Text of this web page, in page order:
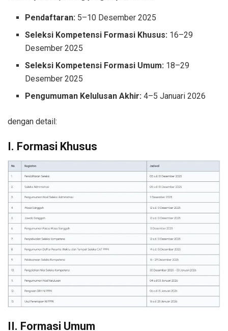
Pendaftaran: 5–10 Desember 2025
Seleksi Kompetensi Formasi Khusus: 16–29
Desember 2025
Seleksi Kompetensi Formasi Umum: 18–29
Desember 2025
Pengumuman Kelulusan Akhir: 4–5 Januari 2026
dengan detail:
I. Formasi Khusus
II. Formasi Umum